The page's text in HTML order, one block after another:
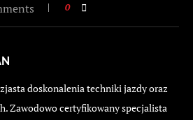
0
doskonalenia techniki jazdy oraz
Zawodowo certyfikowany specjalista